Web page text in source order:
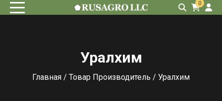
0
Уралхим
Главная / Товар Производитель / Уралхим